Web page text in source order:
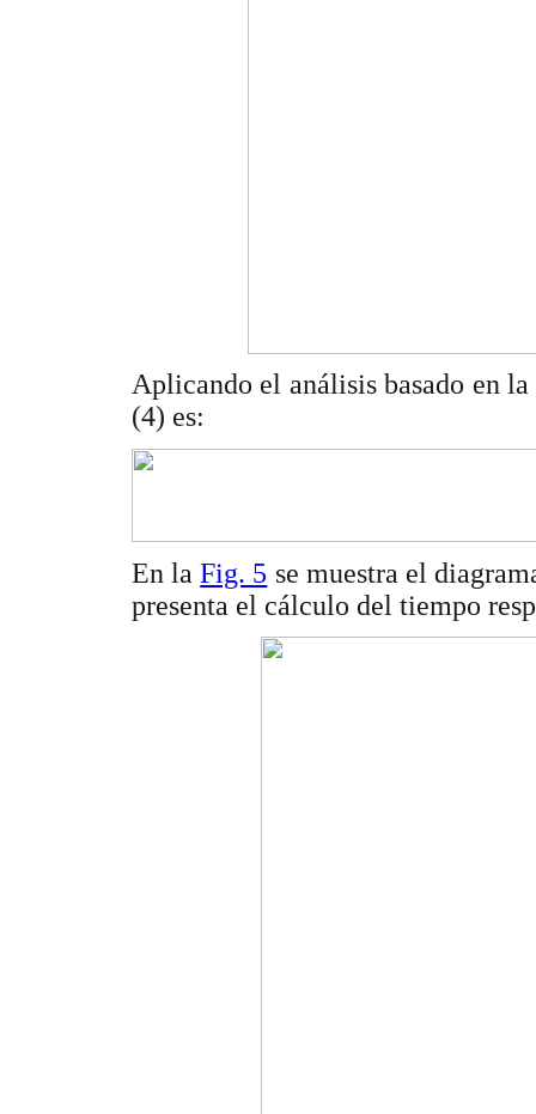
Aplicando el análisis basado en
(4) es:
En laFig. 5 se muestra el
presenta el cálculo del tiempo